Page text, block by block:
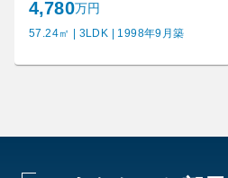
4,780万円
57.24㎡ | 3LDK | 1998年9月築